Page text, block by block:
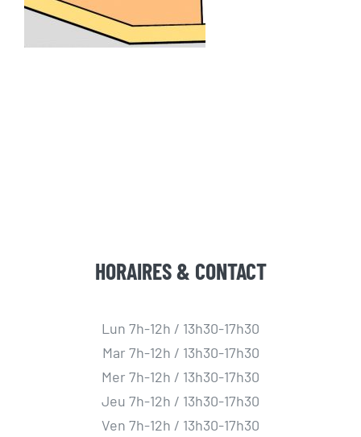
HORAIRES & CONTACT
Lun 7h-12h / 13h30-17h30
Mar 7h-12h / 13h30-17h30
Mer 7h-12h / 13h30-17h30
Jeu 7h-12h / 13h30-17h30
Ven 7h-12h / 13h30-17h30